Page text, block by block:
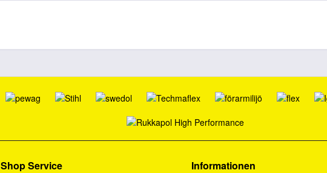
Shop Service Informationen